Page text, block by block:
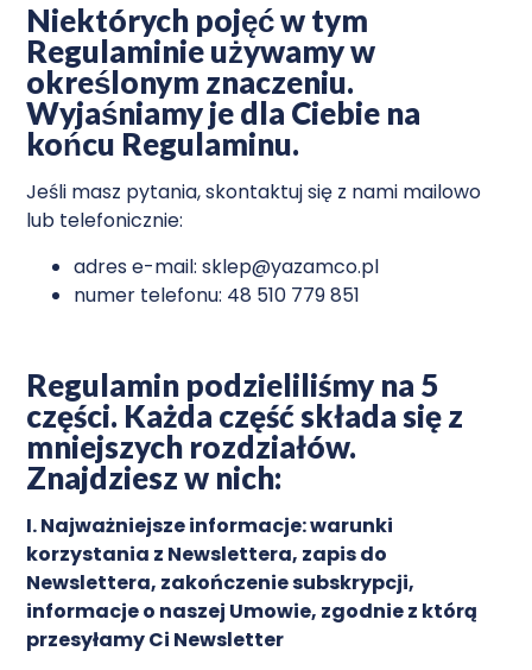
Niektórych pojeć w tym
Regulaminie uzywamy w
określonym znaczeniu.
Wyjaśniamy je dla Ciebie na
końcu Regulaminu.
Jeśli masz pytania, skontaktuj się z nami mailowo
lub telefonicznie:
adres e-mail: sklep@yazamco.pl
numer telefonu: 48 510 779 851
Regulamin podzieliliśmy na 5
części. Każda część składa się z
mniejszych rozdziałów.
Znajdziesz w nich:
I. Najważniejsze informacje: warunki
korzystania z Newslettera, zapis do
Newslettera, zakończenie subskrypcji,
informacje o naszej Umowie, zgodnie z którą
przesyłamy Ci Newsletter